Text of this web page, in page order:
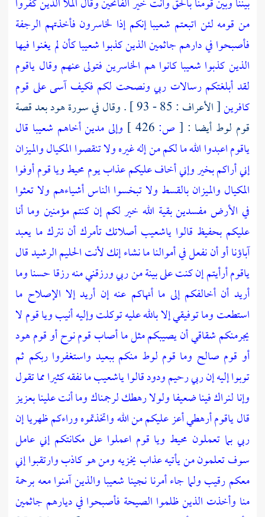
من قومه لئن اتبعتم شعيبا إنكم إذا لخاسرون فأخذتهم الرجفة
فأصبحوا في دارهم جاثمين الذين كذبوا شعيبا كأن لم يغنوا فيها
الذين كذبوا شعيبا كانوا هم الخاسرين فتولى عنهم وقال ياقوم
لقد أبلغتكم رسالات ربي ونصحت لكم فكيف آسى على قوم
كافرين
[ الأعراف : 85 - 93 ] . وقال في سورة هود بعد قصة
قوم لوط أيضا : [ ص:
وإلى مدين أخاهم شعيبا قال
ياقوم اعبدوا الله ما لكم من إله غيره ولا تنقصوا المكيال والميزان
إني أراكم بخير وإني أخاف عليكم عذاب يوم محيط ويا قوم أوفوا
المكيال والميزان بالقسط ولا تبخسوا الناس أشياءهم ولا تعثوا
في الأرض مفسدين بقية الله خير لكم إن كنتم مؤمنين وما أنا
عليكم بحفيظ قالوا ياشعيب أصلاتك تأمرك أن نترك ما يعبد
آباؤنا أو أن نفعل في أموالنا ما نشاء إنك لأنت الحليم الرشيد قال
ياقوم أرأيتم إن كنت على بينة من ربي ورزقني منه رزقا حسنا وما
أريد أن أخالفكم إلى ما أنهاكم عنه إن أريد إلا الإصلاح ما
استطعت وما توفيقي إلا بالله عليه توكلت وإليه أنيب ويا قوم لا
يجرمنكم شقاقي أن يصيبكم مثل ما أصاب قوم نوح أو قوم هود
أو قوم صالح وما قوم لوط منكم ببعيد واستغفروا ربكم ثم
توبوا إليه إن ربي رحيم ودود قالوا ياشعيب ما نفقه كثيرا مما تقول
وإنا لنراك فينا ضعيفا ولولا رهطك لرجمناك وما أنت علينا بعزيز
قال ياقوم أرهطي أعز عليكم من الله واتخذتموه وراءكم ظهريا إن
ربي بما تعملون محيط ويا قوم اعملوا على مكانتكم إني عامل
سوف تعلمون من يأتيه عذاب يخزيه ومن هو كاذب وارتقبوا إني
معكم رقيب ولما جاء أمرنا نجينا شعيبا والذين آمنوا معه برحمة
منا وأخذت الذين ظلموا الصيحة فأصبحوا في ديارهم جاثمين